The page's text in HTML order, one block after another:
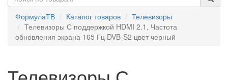
ФормулаТВ Каталог товаров
Телевизоры
Телевизоры С поддержкой HDMI 2.1, Частота
обновления экрана 165 Гц DVB-S2 цвет черный